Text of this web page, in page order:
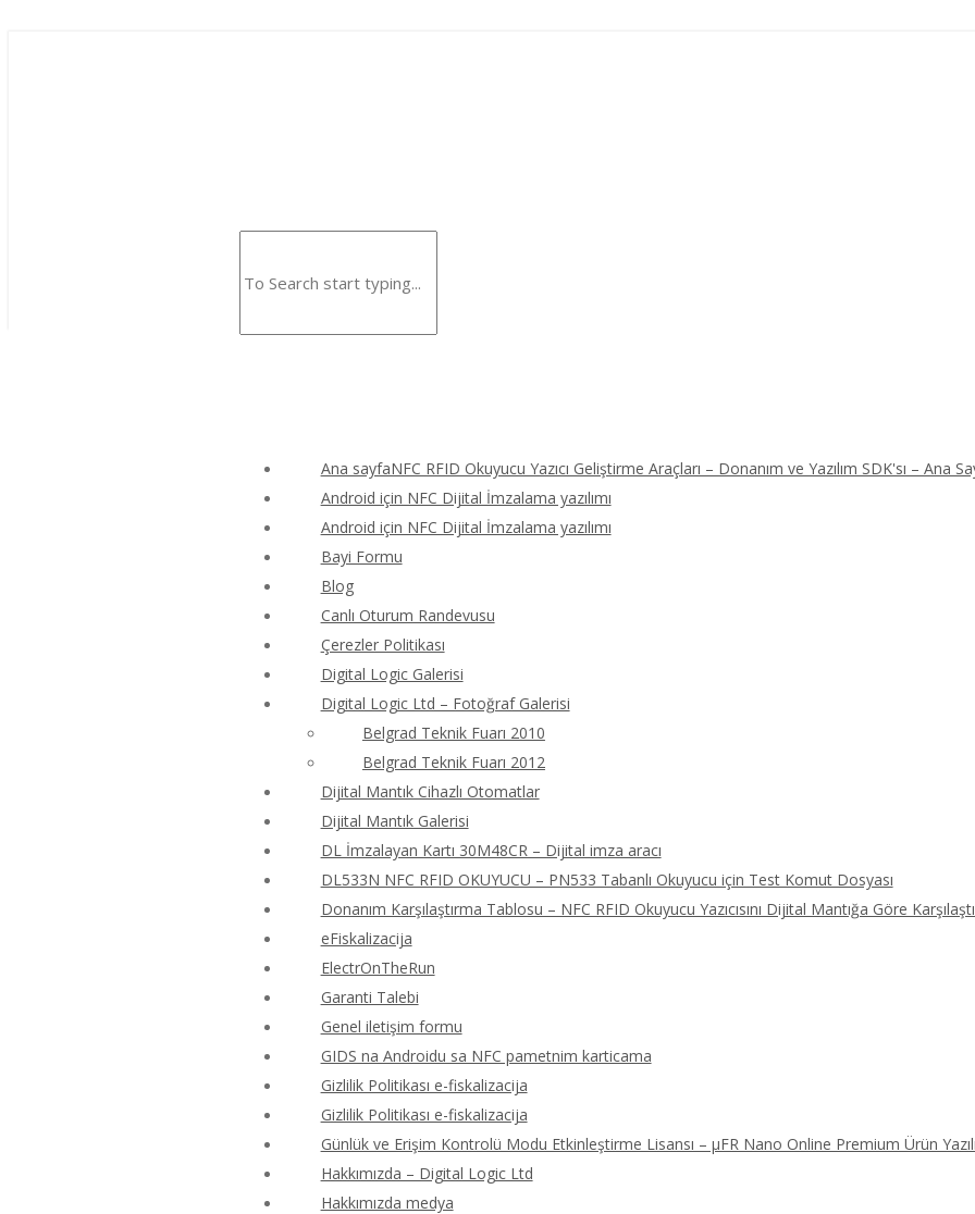
Ana sayfaNFC RFID Okuyucu Yazıcı Geliştirme Araçları – Donanım ve Yazılım SDK'sı – Ana
Android için NFC Dijital İmzalama yazılımı
Android için NFC Dijital İmzalama yazılımı
Bayi Formu
Blog
Canlı Oturum Randevusu
Çerezler Politikası
Digital Logic Galerisi
Digital Logic Ltd – Fotoğraf Galerisi
Belgrad Teknik Fuarı 2010
Belgrad Teknik Fuarı 2012
Dijital Mantık Cihazlı Otomatlar
Dijital Mantık Galerisi
DL İmzalayan Kartı 30M48CR – Dijital imza aracı
DL533N NFC RFID OKUYUCU – PN533 Tabanlı Okuyucu için Test Komut Dosyası
Donanım Karşılaştırma Tablosu – NFC RFID Okuyucu Yazıcısını Dijital Mantığa Göre
eFiskalizacija
ElectrOnTheRun
Garanti Talebi
Genel iletişim formu
GIDS na Androidu sa NFC pametnim karticama
Gizlilik Politikası e-fiskalizacija
Gizlilik Politikası e-fiskalizacija
Günlük ve Erişim Kontrolü Modu Etkinleştirme Lisansı – μFR Nano Online Premium Ürün
Hakkımızda – Digital Logic Ltd
Hakkımızda medya